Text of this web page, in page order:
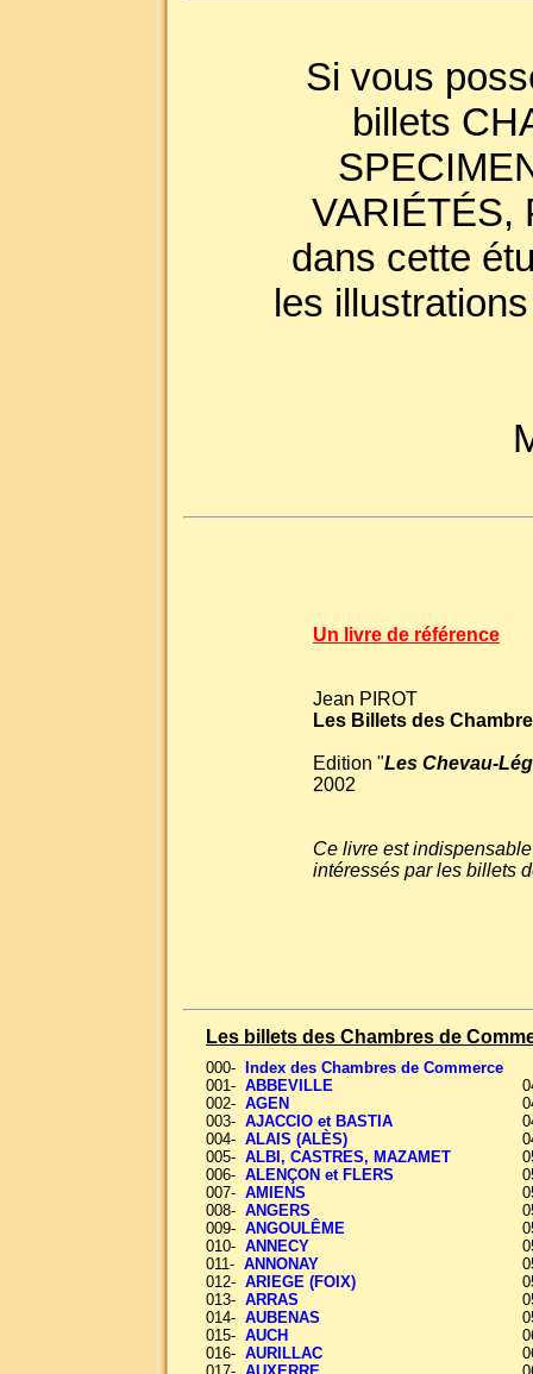
Si vous
billets
VARIÉTÉS,
dans cette
les
Un livre de référence
Jean PIROT
Les Billets des
Edition "Les Chevau-
2002
Ce livre est
intéressés par les billets
Les billets des Chambres de
000- Index des Chambres de Commerce
001- ABBEVILLE
002- AGEN
003- AJACCIO et BASTIA
004- ALAIS (ALÈS)
005- ALBI, CASTRES, MAZAMET
006- ALENÇON et FLERS
007- AMIENS
008- ANGERS
009- ANGOULÊME
010- ANNECY
011- ANNONAY
012- ARIEGE (FOIX)
013- ARRAS
014- AUBENAS
015- AUCH
016- AURILLAC
017- AUXERRE